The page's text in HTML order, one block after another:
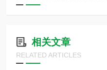
相关文章
RELATED ARTICLES